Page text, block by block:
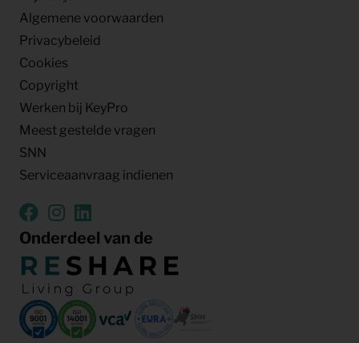
Algemene voorwaarden
Privacybeleid
Cookies
Copyright
Werken bij KeyPro
Meest gestelde vragen
SNN
Serviceaanvraag indienen
Onderdeel van de